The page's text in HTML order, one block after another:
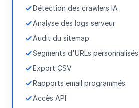
Détection des crawlers IA
Analyse des logs serveur
Audit du sitemap
Segments d'URLs personnalisés
Export CSV
Rapports email programmés
Accès API